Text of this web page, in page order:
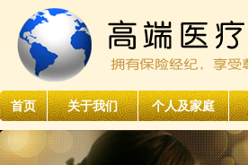
首页 关于我们 个人及家庭